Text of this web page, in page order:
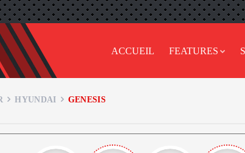
ACCUEIL FEATURES
HYUNDAI GENESIS